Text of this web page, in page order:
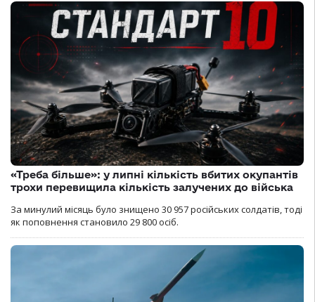
«Треба більше»: у липні кількість вбитих окупантів
трохи перевищила кількість залучених до війська
За минулий місяць було знищено 30 957 російських солдатів, тоді
як поповнення становило 29 800 осіб.